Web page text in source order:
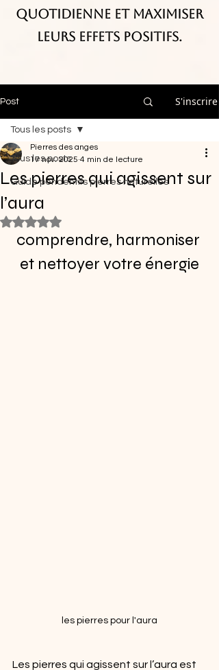
quotidienne et maximiser
leurs effets positifs.
Post S'inscrire
Tous les posts
Guide pendentifs pierres naturelles
Tous les posts
Les pierres qui agissent sur
l’aura
Pierres des anges
17 nov. 2025 4 min de lecture
Noté NaN étoiles sur 5.
comprendre, harmoniser
et nettoyer votre énergie
les pierres pour l'aura
Les pierres qui agissent sur l’aura est